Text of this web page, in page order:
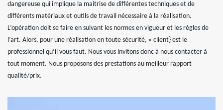
dangereuse qui implique la maitrise de différentes techniques et de
différents matériaux et outils de travail nécessaire à la réalisation.
L’opération doit se faire en suivant les normes en vigueur et les règles de
l’art. Alors, pour une réalisation en toute sécurité, « client} est le
professionnel qu’il vous faut. Nous vous invitons donc à nous contacter à
tout moment. Nous proposons des prestations au meilleur rapport
qualité/prix.